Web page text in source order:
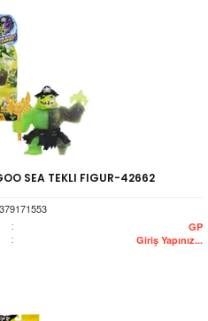
SEA TEKLI FIGUR-42662
: GP
: Giriş Yapınız...